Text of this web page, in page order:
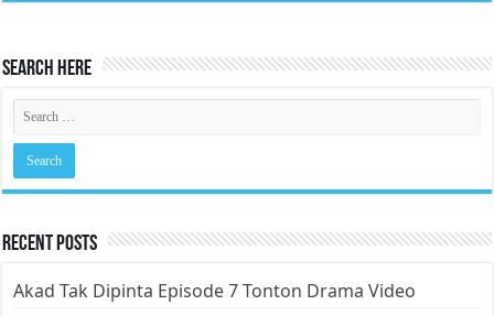
Search Here
Recent Posts
Akad Tak Dipinta Episode 7 Tonton Drama Video